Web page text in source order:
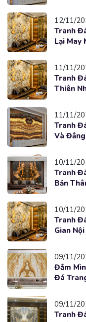
12/11/
Tranh
Lại May
11/11/
Tranh
Thiên
11/11/
Tranh
Và
10/11/
Tranh
Bản
10/11/
Tranh
Gian
09/11/
Đắm
Đá
09/11/
Tranh